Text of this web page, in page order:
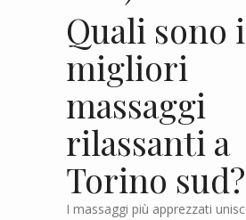
Quali sono i
migliori
massaggi
rilassanti a
Torino sud?
I massaggi più apprezzati